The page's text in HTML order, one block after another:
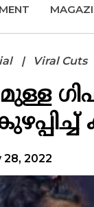
Viral Cuts
28, 2022